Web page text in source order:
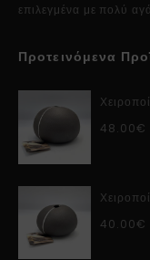
επιλεγμένα με πολύ
Προτεινόμενα
48.00€
40.00€